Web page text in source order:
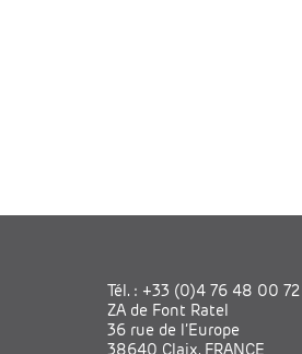
Tél. : +33 (0)4 76 48 00 72
ZA de Font Ratel
36 rue de l’Europe
38640 Claix, FRANCE